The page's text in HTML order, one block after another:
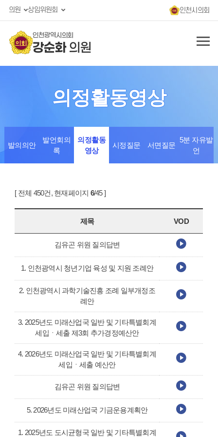
의원 상임위원회 인천시의회
인천광역시의회
강순화의원
의정활동영상
발의의안
발언회의
록
의정활동
영상
시정질문 서면질문
5분 자유발
언
[ 전체 450건, 현재페이지 6/45 ]
제목 VOD
김유곤 위원 질의답변
1. 인천광역시 청년기업 육성 및 지원 조례안
2. 인천광역시 과학기술진흥 조례 일부개정조
례안
3. 2025년도 미래산업국 일반 및 기타특별회계
세입ㆍ세출 제3회 추가경정예산안
4. 2026년도 미래산업국 일반 및 기타특별회계
세입ㆍ세출 예산안
김유곤 위원 질의답변
5. 2026년도 미래산업국 기금운용계획안
1. 2025년도 도시균형국 일반 및 기타특별회계